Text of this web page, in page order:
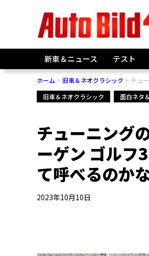
新車＆ニュース テスト
ホーム 旧車＆ネオクラシック
チュ
旧車＆ネオクラシック
面白ネタ
チューニング
ーゲン ゴル
て呼べるのか
2023年10月10日